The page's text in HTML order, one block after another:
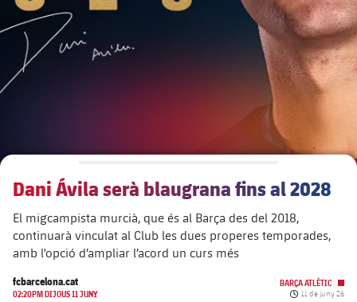
plusicon
més
chevron-right
label.aria.chevronright
Òrgans
chevron-right
label.aria.chevronright
Documents
Més que un club
Masia 360
La Masia
Dècada a dècada
Presidents
Dani Ávila serà blaugrana fins al 2028
El migcampista murcià, que és al Barça des del 2018,
continuarà vinculat al Club les dues properes temporades,
amb l'opció d’ampliar l’acord un curs més
fcbarcelona.cat
02:20PM DIJOUS 11 JUNY
BARÇA ATLÈTIC
Data de
11 de juny 26